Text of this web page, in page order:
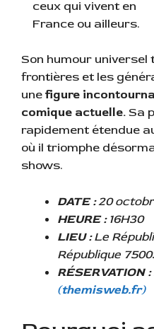
ceux qui vivent en
France ou ailleurs.
Son humour universel
frontières et les
unefigure
comique actuelle.Sa
rapidement étendue
où il triomphe
shows.
DATE :20
HEURE :16H30
LIEU :Le
République
RÉSERVATION :
(themisweb.fr)